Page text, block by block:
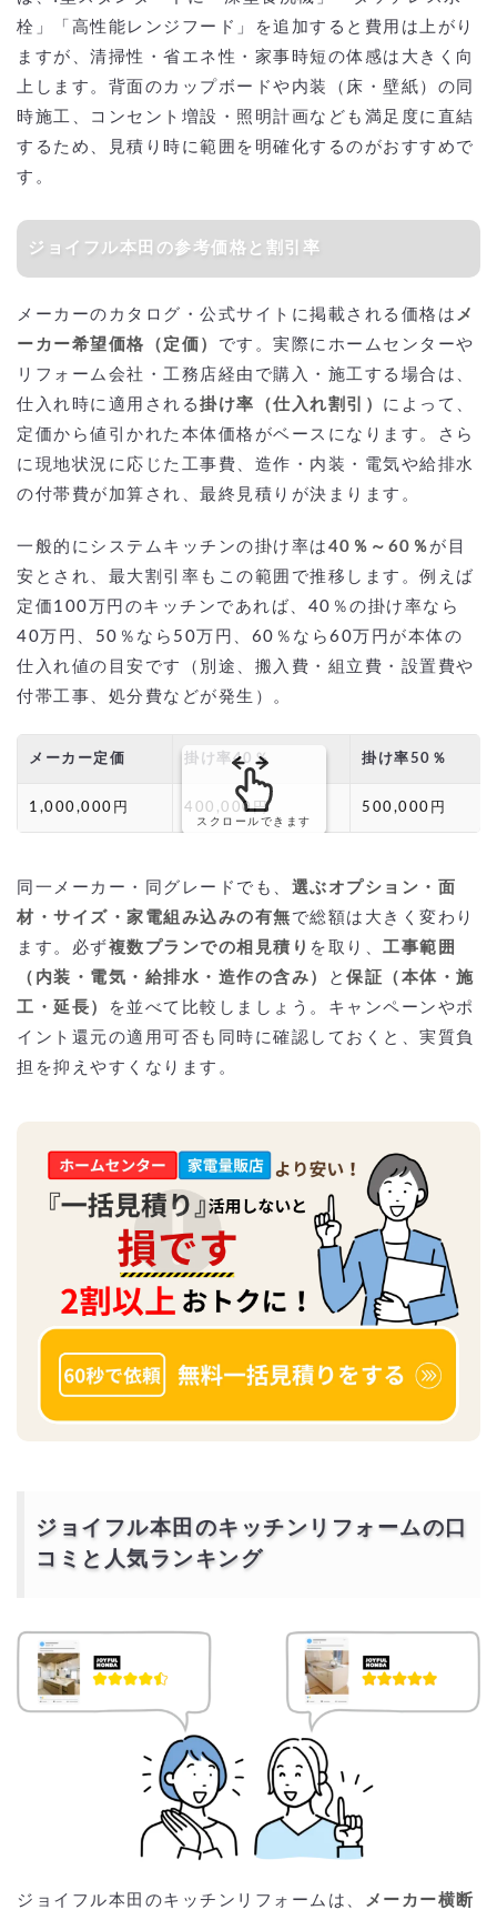
栓」「高性能レンジフード」を追加すると費用は上がり
ますが、清掃性・省エネ性・家事時短の体感は大きく向
上します。背面のカップボードや内装（床・壁紙）の同
時施工、コンセント増設・照明計画なども満足度に直結
するため、見積り時に範囲を明確化するのがおすすめで
す。
ジョイフル本田の参考価格と割引率
メーカーのカタログ・公式サイトに掲載される価格は メ
ーカー希望価格（定価） です。実際にホームセンターや
リフォーム会社・工務店経由で購入・施工する場合は、
仕入れ時に適用される 掛け率（仕入れ割引） によって、
定価から値引かれた本体価格がベースになります。さら
に現地状況に応じた工事費、造作・内装・電気や給排水
の付帯費が加算され、最終見積りが決まります。
一般的にシステムキッチンの掛け率は 40％～60％ が目
安とされ、最大割引率もこの範囲で推移します。例えば
定価100万円のキッチンであれば、40％の掛け率なら
40万円、50％なら50万円、60％なら60万円が本体の
仕入れ値の目安です（別途、搬入費・組立費・設置費や
付帯工事、処分費などが発生）。
メーカー定価 掛け率40％ 掛け率50％
1,000,000円 400,000円 500,000円
スクロールできます
同一メーカー・同グレードでも、 選ぶオプション・面
材・サイズ・家電組み込みの有無 で総額は大きく変わり
ます。必ず複数プランでの相見積り を取り、 工事範囲
（内装・電気・給排水・造作の含み）
と 保証（本体・施
工・延長）
を並べて比較しましょう。キャンペーンやポ
イント還元の適用可否も同時に確認しておくと、実質負
担を抑えやすくなります。
ジョイフル本田のキッチンリフォームの口
コミと人気ランキング
ジョイフル本田のキッチンリフォームは、
メーカー横断